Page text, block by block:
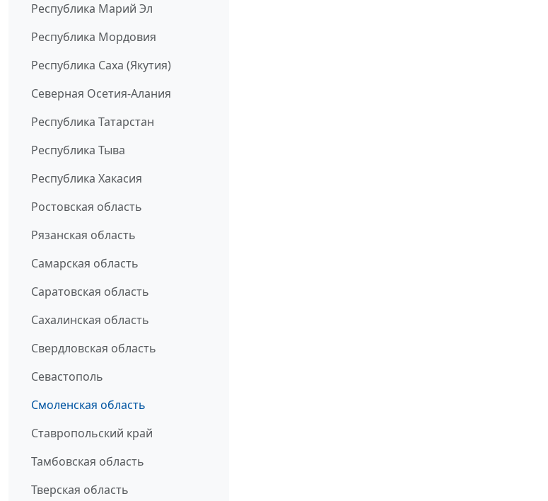
Республика Марий Эл
Республика Мордовия
Республика Саха (Якутия)
Северная Осетия-Алания
Республика Татарстан
Республика Тыва
Республика Хакасия
Ростовская область
Рязанская область
Самарская область
Саратовская область
Сахалинская область
Свердловская область
Севастополь
Смоленская область
Ставропольский край
Тамбовская область
Тверская область